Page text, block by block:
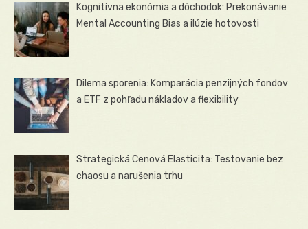
Kognitívna ekonómia a dôchodok: Prekonávanie
Mental Accounting Bias a ilúzie hotovosti
Dilema sporenia: Komparácia penzijných fondov
a ETF z pohľadu nákladov a flexibility
Strategická Cenová Elasticita: Testovanie bez
chaosu a narušenia trhu